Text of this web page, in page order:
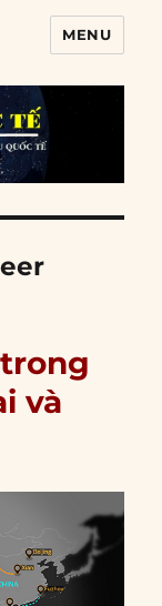
MENU
và